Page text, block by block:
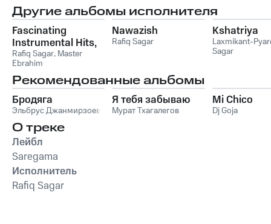
Другие альбомы исполнителя
Fascinating
Instrumental Hits,
Vol, 1 & 2
Rafiq Sagar, Master
Ebrahim
Nawazish
Rafiq Sagar
Kshatriya
Laxmikant-
Sagar
Рекомендованные альбомы
Бродяга
Эльбрус Джанмирзоев
Я тебя забываю
Мурат Тхагалегов
Mi Chico
Dj Goja
О треке
Лейбл
Saregama
Исполнитель
Rafiq Sagar